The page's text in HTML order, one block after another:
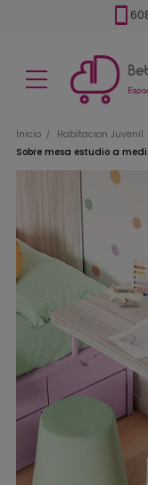
Inicio Habitacion Juvenil
Sobre mesa estudio a